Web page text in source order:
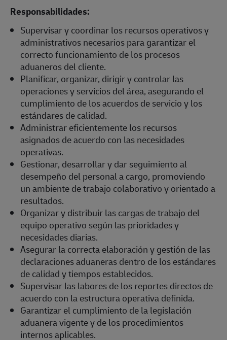
Responsabilidades:
Supervisar y coordinar los recursos operativos y
administrativos necesarios para garantizar el
correcto funcionamiento de los procesos
aduaneros del cliente.
Planificar, organizar, dirigir y controlar las
operaciones y servicios del área, asegurando el
cumplimiento de los acuerdos de servicio y los
estándares de calidad.
Administrar eficientemente los recursos
asignados de acuerdo con las necesidades
operativas.
Gestionar, desarrollar y dar seguimiento al
desempeño del personal a cargo, promoviendo
un ambiente de trabajo colaborativo y orientado a
resultados.
Organizar y distribuir las cargas de trabajo del
equipo operativo según las prioridades y
necesidades diarias.
Asegurar la correcta elaboración y gestión de las
declaraciones aduaneras dentro de los estándares
de calidad y tiempos establecidos.
Supervisar las labores de los reportes directos de
acuerdo con la estructura operativa definida.
Garantizar el cumplimiento de la legislación
aduanera vigente y de los procedimientos
internos aplicables.